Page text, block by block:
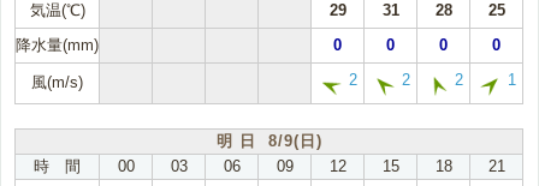
気温(℃) 29 31 28
25
降水量(mm)
0 0 0 0
風(m/s) 2 2 2 1
明 日 8/9(日)
時 間
00 03 06 09 12 15 18 21